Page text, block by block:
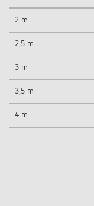
2 m
2,5 m
3 m
3,5 m
4 m